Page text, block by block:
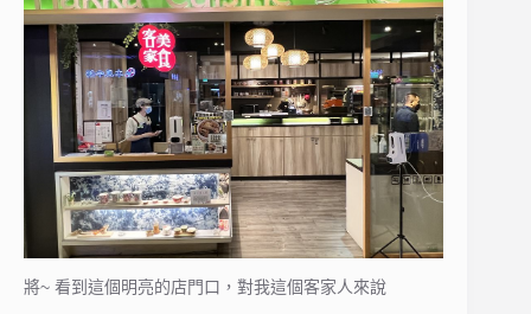
將~ 看到這個明亮的店門口，對我這個客家人來說